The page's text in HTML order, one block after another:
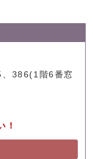
386(1階6番窓
！